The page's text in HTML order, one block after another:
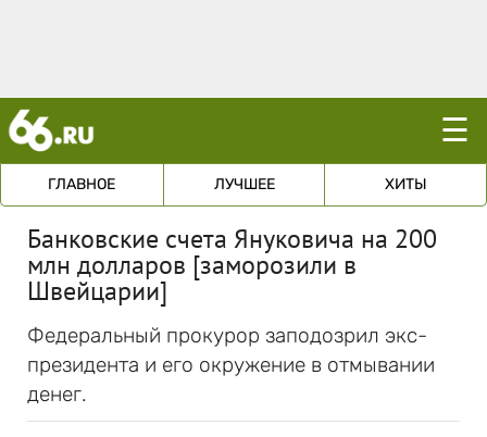
☰
ГЛАВНОЕ ЛУЧШЕЕ ХИТЫ
Банковские счета Януковича на 200
млн долларов [заморозили в
Швейцарии]
Федеральный прокурор заподозрил экс-
президента и его окружение в отмывании
денег.